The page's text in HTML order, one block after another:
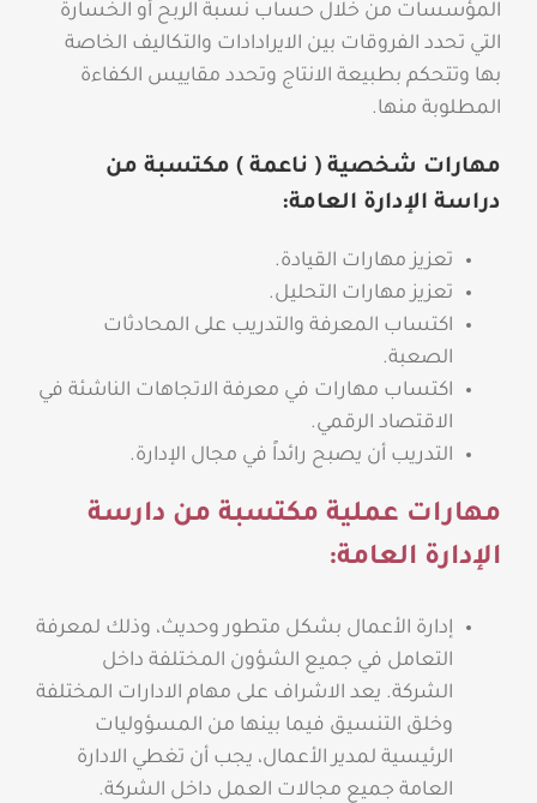
المؤسسات من خلال حساب نسبة الربح أو الخسارة
التي تحدد الفروقات بين الايرادادات والتكاليف الخاصة
بها وتتحكم بطبيعة الانتاج وتحدد مقاييس الكفاءة
المطلوبة منها.
مهارات شخصية ( ناعمة ) مكتسبة من
دراسة الإدارة العامة:
تعزيز مهارات القيادة.
تعزيز مهارات التحليل.
اكتساب المعرفة والتدريب على المحادثات
الصعبة.
اكتساب مهارات في معرفة الاتجاهات الناشئة في
الاقتصاد الرقمي.
التدريب أن يصبح رائداً في مجال الإدارة.
مهارات عملية مكتسبة من دارسة
الإدارة العامة:
إدارة الأعمال بشكل متطور وحديث، وذلك لمعرفة
التعامل في جميع الشؤون المختلفة داخل
الشركة. يعد الاشراف على مهام الادارات المختلفة
وخلق التنسيق فيما بينها من المسؤوليات
الرئيسية لمدير الأعمال، يجب أن تغطي الادارة
العامة جميع مجالات العمل داخل الشركة.